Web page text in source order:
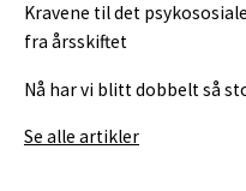
Kravene til det
fra årsskiftet
Nå har vi blitt dobbelt så
Se alle artikler